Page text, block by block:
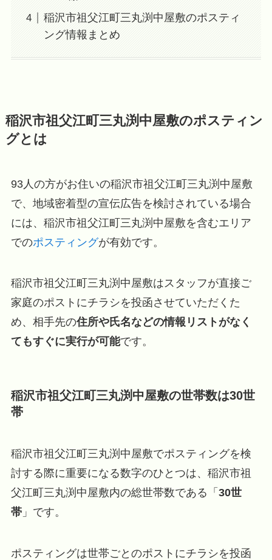
稲沢市祖父江町三丸渕中屋敷のポスティ
ング情報まとめ
稲沢市祖父江町三丸渕中屋敷のポスティン
グとは
93人の方がお住いの稲沢市祖父江町三丸渕中屋敷
で、地域密着型の宣伝広告を検討されている場合
には、稲沢市祖父江町三丸渕中屋敷を含むエリア
でのポスティングが有効です。
稲沢市祖父江町三丸渕中屋敷はスタッフが直接ご
家庭のポストにチラシを投函させていただくた
め、相手先の住所や氏名などの情報リストがなく
てもすぐに実行が可能です。
稲沢市祖父江町三丸渕中屋敷の世帯数は30世
帯
稲沢市祖父江町三丸渕中屋敷でポスティングを検
討する際に重要になる数字のひとつは、稲沢市祖
父江町三丸渕中屋敷内の総世帯数である「 30世
帯」です。
ポスティングは世帯ごとのポストにチラシを投函